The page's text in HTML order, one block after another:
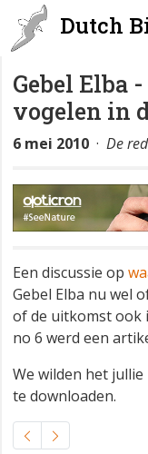
Dutch
Gebel Elba
vogelen in
6 mei 2010 · De
Een discussie op
Gebel Elba nu wel
of de uitkomst ook
no 6 werd een
We wilden het
te downloaden.